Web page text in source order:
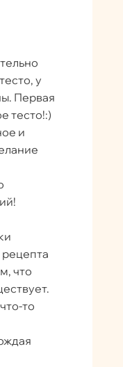
у
Первая
тесто!:)
и
что
то